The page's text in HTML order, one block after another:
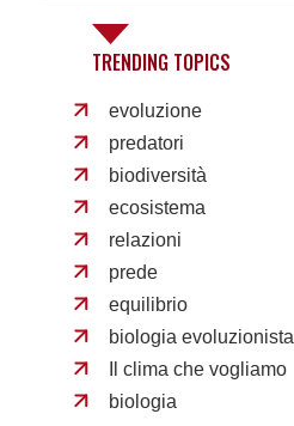
TRENDING TOPICS
evoluzione
predatori
biodiversità
ecosistema
relazioni
prede
equilibrio
biologia evoluzionista
Il clima che vogliamo
biologia